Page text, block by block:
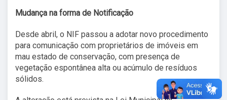
Mudança na forma de Notificação
Desde abril, o NIF passou a adotar novo procedimento
para comunicação com proprietários de imóveis em
mau estado de conservação, com presença de
vegetação espontânea alta ou acúmulo de resíduos
sólidos.